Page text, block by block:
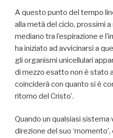
A questo punto del tempo
alla metà del ciclo, prossimi
mediano tra l’espirazione e
ha iniziato ad avvicinarsi a
gli organismi unicellulari
di mezzo esatto non è stato
coinciderà con quanto si è
ritorno del Cristo’.
Quando un qualsiasi
direzione del suo